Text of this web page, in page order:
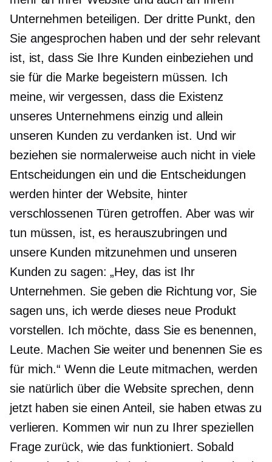
Unternehmen beteiligen. Der dritte Punkt, den
Sie angesprochen haben und der sehr relevant
ist, ist, dass Sie Ihre Kunden einbeziehen und
sie für die Marke begeistern müssen. Ich
meine, wir vergessen, dass die Existenz
unseres Unternehmens einzig und allein
unseren Kunden zu verdanken ist. Und wir
beziehen sie normalerweise auch nicht in viele
Entscheidungen ein und die Entscheidungen
werden hinter der Website, hinter
verschlossenen Türen getroffen. Aber was wir
tun müssen, ist, es herauszubringen und
unsere Kunden mitzunehmen und unseren
Kunden zu sagen: „Hey, das ist Ihr
Unternehmen. Sie geben die Richtung vor, Sie
sagen uns, ich werde dieses neue Produkt
vorstellen. Ich möchte, dass Sie es benennen,
Leute. Machen Sie weiter und benennen Sie es
für mich.“ Wenn die Leute mitmachen, werden
sie natürlich über die Website sprechen, denn
jetzt haben sie einen Anteil, sie haben etwas zu
verlieren. Kommen wir nun zu Ihrer speziellen
Frage zurück, wie das funktioniert. Sobald